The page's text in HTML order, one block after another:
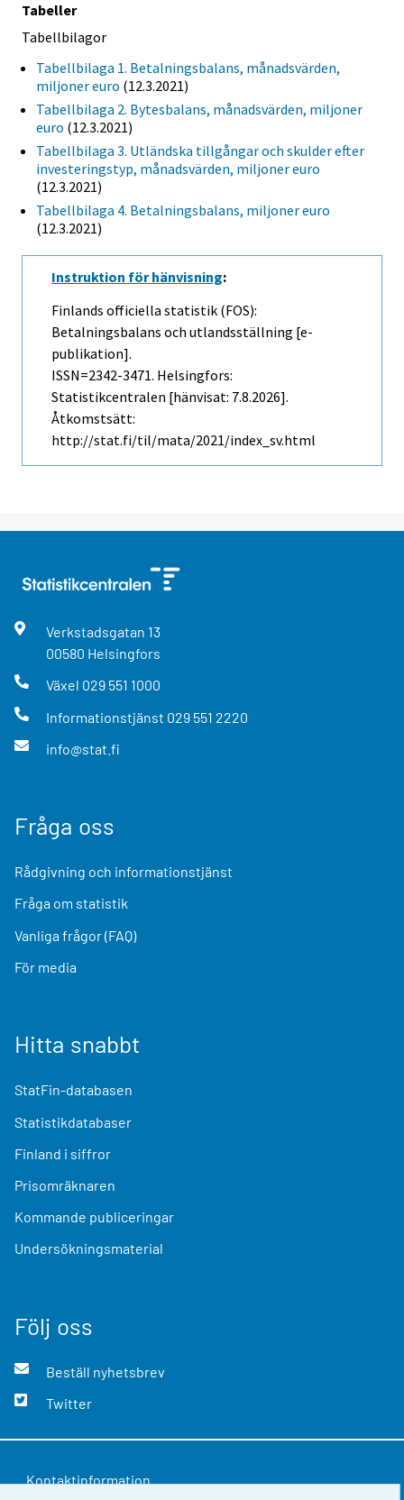
Tabeller
Tabellbilagor
Tabellbilaga 1. Betalningsbalans, månadsvärden,
miljoner euro (12.3.2021)
Tabellbilaga 2. Bytesbalans, månadsvärden, miljoner
euro (12.3.2021)
Tabellbilaga 3. Utländska tillgångar och skulder efter
investeringstyp, månadsvärden, miljoner euro
(12.3.2021)
Tabellbilaga 4. Betalningsbalans, miljoner euro
(12.3.2021)
Instruktion för hänvisning:
Finlands officiella statistik (FOS):
Betalningsbalans och utlandsställning [e-
publikation].
ISSN=2342-3471. Helsingfors:
Statistikcentralen [hänvisat: 7.8.2026].
Åtkomstsätt:
http://stat.fi/til/mata/2021/index_sv.html
Verkstadsgatan 13
00580 Helsingfors
Växel 029 551 1000
Informationstjänst 029 551 2220
info@stat.fi
Fråga oss
Rådgivning och informationstjänst
Fråga om statistik
Vanliga frågor (FAQ)
För media
Hitta snabbt
StatFin-databasen
Statistikdatabaser
Finland i siffror
Prisomräknaren
Kommande publiceringar
Undersökningsmaterial
Följ oss
Beställ nyhetsbrev
Twitter
Kontaktinformation